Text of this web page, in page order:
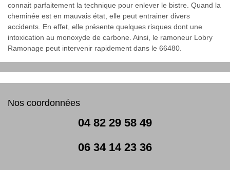
connait parfaitement la technique pour enlever le bistre. Quand la
cheminée est en mauvais état, elle peut entrainer divers
accidents. En effet, elle présente quelques risques dont une
intoxication au monoxyde de carbone. Ainsi, le ramoneur Lobry
Ramonage peut intervenir rapidement dans le 66480.
Nos coordonnées
04 82 29 58 49
06 34 14 23 36